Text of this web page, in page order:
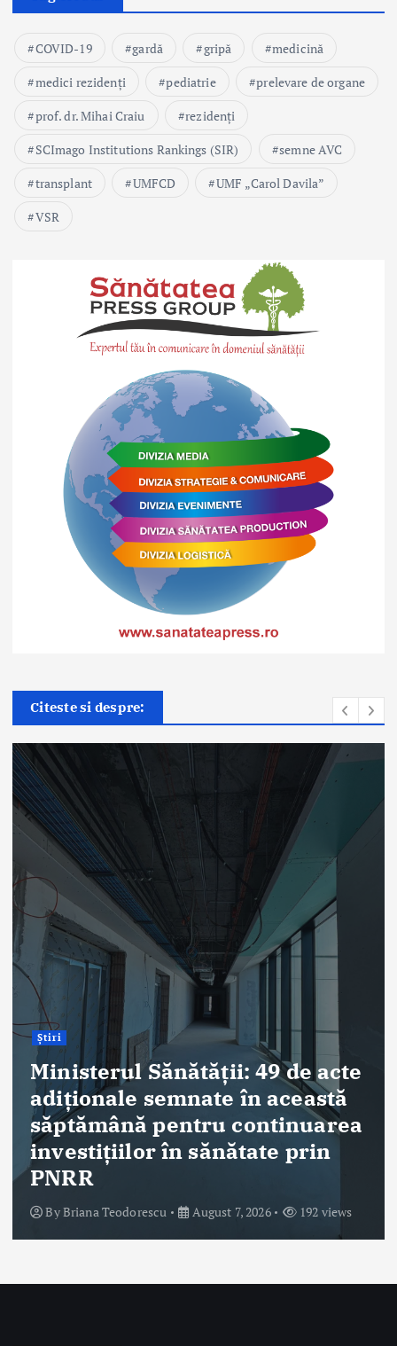
COVID-19 gardă gripă
medicină
medici rezidenți
pediatrie
prelevare de organe
prof. dr. Mihai Craiu
rezidenți
SCImago Institutions Rankings (SIR)
semne AVC
transplant
UMFCD
UMF „Carol Davila”
VSR
Citeste si despre:
Știri
ANT: Trei prelevări de organe
și țesuturi la Bistrița și Oradea
în ultimele 48 de ore
By Briana Teodorescu August 7, 2026
Despre Noi
Ro Health Review Strategies, Economics & More este un proiect
editorial cu conținut HIGH-QUALITY, lansat de Sănătatea Press
dimensiunii strategice, de management și economice a sistemului